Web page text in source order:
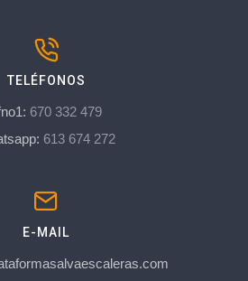
TELÉFONOS
670 332 479
613 674 272
E-MAIL